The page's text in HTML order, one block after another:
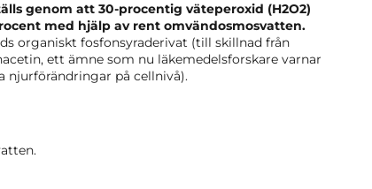
genom att 30-procentig väteperoxid (H2O2)
med hjälp av rent omvändosmosvatten.
organiskt fosfonsyraderivat (till skillnad från
ett ämne som nu läkemedelsforskare varnar
njurförändringar på cellnivå).